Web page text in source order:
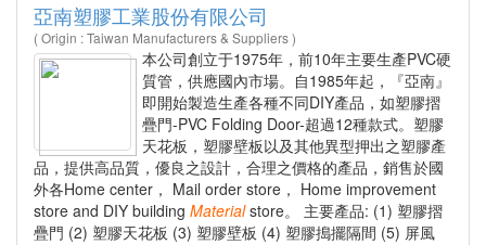
亞南塑膠工業股份有限公司
( Origin : Taiwan Manufacturers & Suppliers )
本公司創立于1975年，前10年主要生產PVC硬
質管，供應國內市場。自1985年起，『亞南』
即開始製造生產各種不同DIY產品，如塑膠摺
疊門-PVC Folding Door-超過12種款式。塑膠
天花板，塑膠壁板以及其他異型押出之塑膠產
品，提供高品質，優良之設計，合理之價格的產品，銷售於國
外各Home center， Mail order store， Home improvement
store and DIY building Materialstore。 主要產品: (1) 塑膠摺
疊門 (2) 塑膠天花板 (3) 塑膠壁板 (4) 塑膠搗擺隔間 (5) 屏風